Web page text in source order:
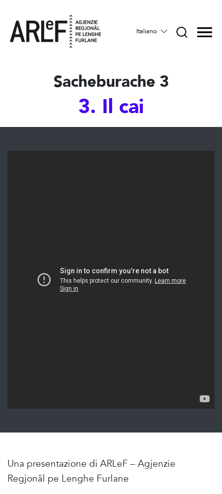
Italiano
Sacheburache 3
3. Il cai
Una presentazione di ARLeF – Agjenzie
Regjonâl pe Lenghe Furlane